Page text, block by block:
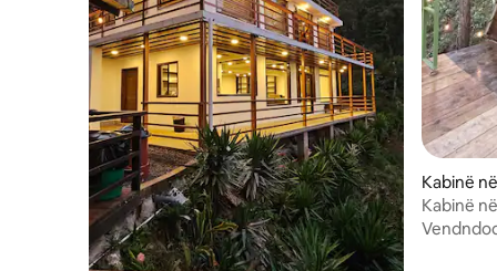
Kabinë
Kabinë